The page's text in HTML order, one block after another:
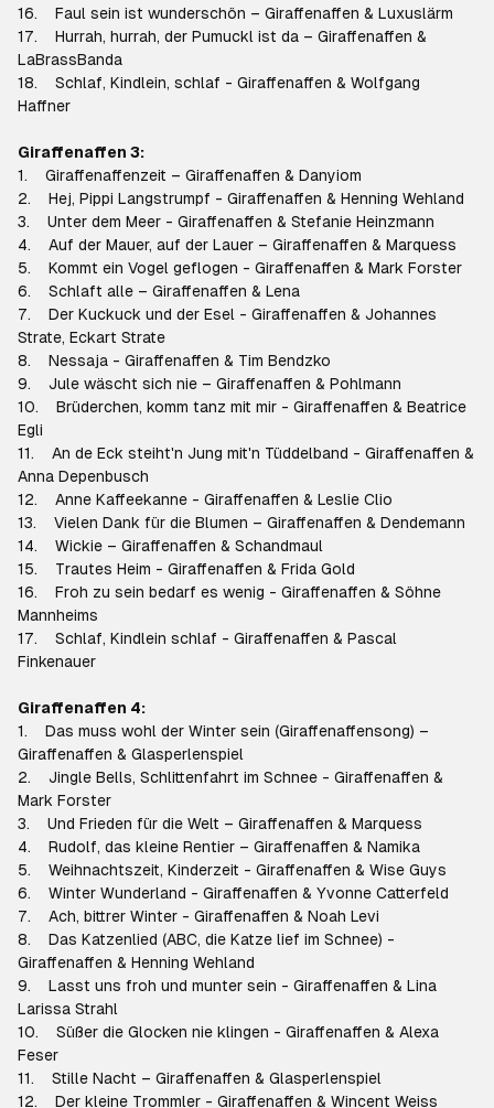
16. Faul sein ist wunderschön – Giraffenaffen & Luxuslärm
17. Hurrah, hurrah, der Pumuckl ist da – Giraffenaffen &
LaBrassBanda
18. Schlaf, Kindlein, schlaf - Giraffenaffen & Wolfgang
Haffner
Giraffenaffen 3:
1. Giraffenaffenzeit – Giraffenaffen & Danyiom
2. Hej, Pippi Langstrumpf - Giraffenaffen & Henning Wehland
3. Unter dem Meer - Giraffenaffen & Stefanie Heinzmann
4. Auf der Mauer, auf der Lauer – Giraffenaffen & Marquess
5. Kommt ein Vogel geflogen - Giraffenaffen & Mark Forster
6. Schlaft alle – Giraffenaffen & Lena
7. Der Kuckuck und der Esel - Giraffenaffen & Johannes
Strate, Eckart Strate
8. Nessaja - Giraffenaffen & Tim Bendzko
9. Jule wäscht sich nie – Giraffenaffen & Pohlmann
10. Brüderchen, komm tanz mit mir - Giraffenaffen & Beatrice
Egli
11. An de Eck steiht'n Jung mit'n Tüddelband - Giraffenaffen &
Anna Depenbusch
12. Anne Kaffeekanne - Giraffenaffen & Leslie Clio
13. Vielen Dank für die Blumen – Giraffenaffen & Dendemann
14. Wickie – Giraffenaffen & Schandmaul
15. Trautes Heim - Giraffenaffen & Frida Gold
16. Froh zu sein bedarf es wenig - Giraffenaffen & Söhne
Mannheims
17. Schlaf, Kindlein schlaf - Giraffenaffen & Pascal
Finkenauer
Giraffenaffen 4:
1. Das muss wohl der Winter sein (Giraffenaffensong) –
Giraffenaffen & Glasperlenspiel
2. Jingle Bells, Schlittenfahrt im Schnee - Giraffenaffen &
Mark Forster
3. Und Frieden für die Welt – Giraffenaffen & Marquess
4. Rudolf, das kleine Rentier – Giraffenaffen & Namika
5. Weihnachtszeit, Kinderzeit - Giraffenaffen & Wise Guys
6. Winter Wunderland - Giraffenaffen & Yvonne Catterfeld
7. Ach, bittrer Winter - Giraffenaffen & Noah Levi
8. Das Katzenlied (ABC, die Katze lief im Schnee) -
Giraffenaffen & Henning Wehland
9. Lasst uns froh und munter sein - Giraffenaffen & Lina
Larissa Strahl
10. Süßer die Glocken nie klingen - Giraffenaffen & Alexa
Feser
11. Stille Nacht – Giraffenaffen & Glasperlenspiel
12. Der kleine Trommler - Giraffenaffen & Wincent Weiss